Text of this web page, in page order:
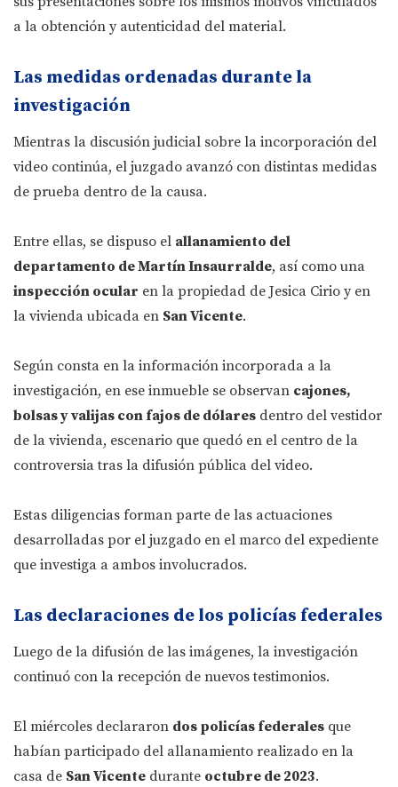
a la obtención y autenticidad del material.
Las medidas ordenadas durante la
investigación
Mientras la discusión judicial sobre la incorporación del
video continúa, el juzgado avanzó con distintas medidas
de prueba dentro de la causa.
Entre ellas, se dispuso el allanamiento del
departamento de Martín Insaurralde, así como una
inspección ocular en la propiedad de Jesica Cirio y en
la vivienda ubicada en San Vicente.
Según consta en la información incorporada a la
investigación, en ese inmueble se observan cajones,
bolsas y valijas con fajos de dólares dentro del vestidor
de la vivienda, escenario que quedó en el centro de la
controversia tras la difusión pública del video.
Estas diligencias forman parte de las actuaciones
desarrolladas por el juzgado en el marco del expediente
que investiga a ambos involucrados.
Las declaraciones de los policías federales
Luego de la difusión de las imágenes, la investigación
continuó con la recepción de nuevos testimonios.
El miércoles declararon dos policías federales que
habían participado del allanamiento realizado en la
casa de San Vicente durante octubre de 2023.